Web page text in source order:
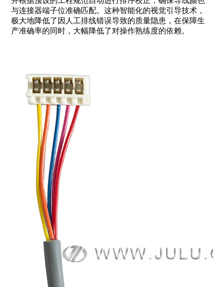
与连接器端子位准确匹配。这种智能化的视觉引导技术，
极大地降低了因人工排线错误导致的质量隐患，在保障生
产准确率的同时，大幅降低了对操作熟练度的依赖。